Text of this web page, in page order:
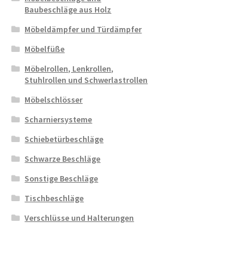
Baubeschläge aus Holz
Möbeldämpfer und Türdämpfer
Möbelfüße
Möbelrollen, Lenkrollen,
Stuhlrollen und Schwerlastrollen
Möbelschlösser
Scharniersysteme
Schiebetürbeschläge
Schwarze Beschläge
Sonstige Beschläge
Tischbeschläge
Verschlüsse und Halterungen